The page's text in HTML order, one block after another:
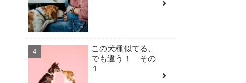
この犬種似てる、
でも違う！ その
１